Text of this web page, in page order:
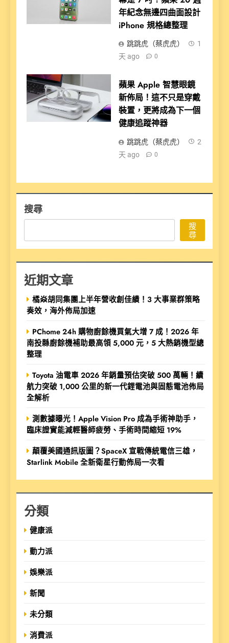
年紀念無邊四曲面設計
iPhone 規格總整理
跳跳虎（蔡虎虎）
1
天 ago
0
蘋果 Apple 智慧眼鏡
新佈局！這不只是穿戴
裝置，更將成為下一個
健康追蹤神器
跳跳虎（蔡虎虎）
2
天 ago
0
搜尋
搜
尋
近期文章
橘焱胡同集團上半年營收創佳績！3 大事業群策略
奏效，海外佈局加速
PChome 24h 購物廚餘機買氣大增 7 成！2026 年
南投縣廚餘機補助最高領 5,000 元，5 大熱銷機型總
整理
Toyota 油電車 2026 年銷量預估突破 500 萬輛！續
航力突破 1,000 公里的新一代鋰電池與固態電池佈局
全解析
測數據曝光！Apple Vision Pro 成為手術神助手，
臨床證實能減輕醫師疲勞、手術時間縮短 19%
顛覆美國通訊版圖？SpaceX 宣戰傳統電信三雄，
Starlink Mobile 全新衛星行動佈局一次看
分類
健康派
動力派
娛樂派
新聞
未分類
消費派